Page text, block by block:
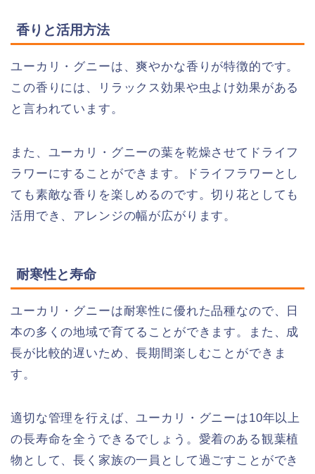
香りと活用方法
ユーカリ・グニーは、爽やかな香りが特徴的です。
この香りには、リラックス効果や虫よけ効果がある
と言われています。
また、ユーカリ・グニーの葉を乾燥させてドライフ
ラワーにすることができます。ドライフラワーとし
ても素敵な香りを楽しめるのです。切り花としても
活用でき、アレンジの幅が広がります。
耐寒性と寿命
ユーカリ・グニーは耐寒性に優れた品種なので、日
本の多くの地域で育てることができます。また、成
長が比較的遅いため、長期間楽しむことができま
す。
適切な管理を行えば、ユーカリ・グニーは10年以上
の長寿命を全うできるでしょう。愛着のある観葉植
物として、長く家族の一員として過ごすことができ